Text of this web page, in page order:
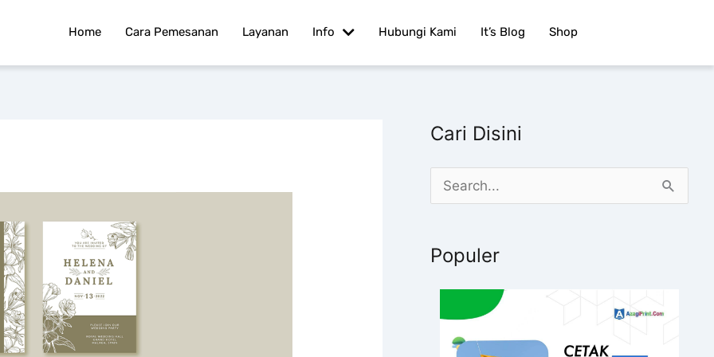
Home Cara Pemesanan Layanan Info Hubungi Kami It’s Blog Shop
Cari Disini
rPopuler